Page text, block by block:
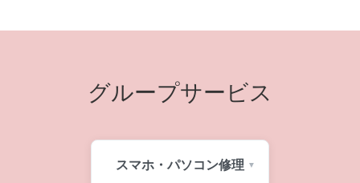
グループサービス
スマホ・パソコン修理